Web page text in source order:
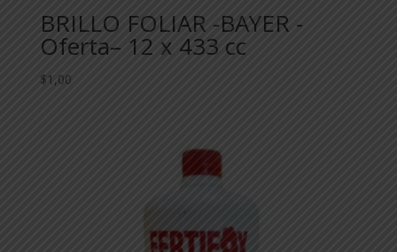
BRILLO FOLIAR -BAYER -
Oferta– 12 x 433 cc
$1,00